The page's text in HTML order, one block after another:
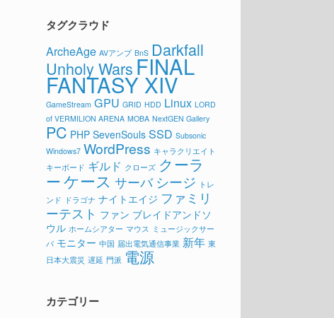
タグクラウド
ArcheAge AVアンプ BnS Darkfall
Unholy WarsFINAL
FANTASY XIV
GameStream GPU GRID HDD Linux LORD
of VERMILION ARENA MOBA NextGEN Gallery
PC PHP SevenSouls SSD Subsonic
Windows7 WordPress キャラクリエイト
キーボード ギルド クローズ クーラ
ーケース サーバ シージ トレ
ンド ドラゴナ ナイトエイジ ファミリ
ーテスト ファン ブレイドアンドソ
ウル ホームシアター マウス ミュージックサー
バ モニター 中国 届出電気通信事業 新年 東
日本大震災 遅延 門派 電源
カテゴリー